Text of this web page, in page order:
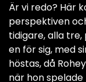
Är vi redo? Här
perspektiven
tidigare, alla
en för sig, med
höstas, då
när hon